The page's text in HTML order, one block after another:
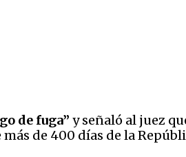
de fuga” y señaló al juez
de 400 días de la